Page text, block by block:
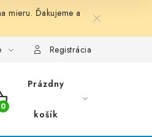
mieru. Ďakujeme a
Registrácia
Prázdny
košík